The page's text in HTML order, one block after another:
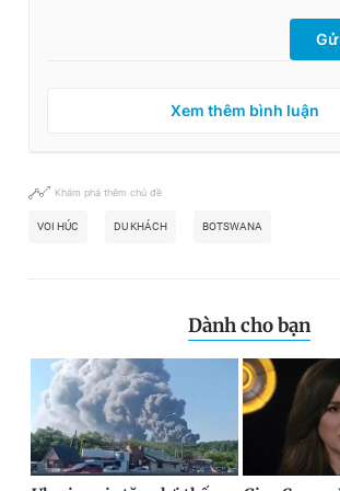
Giấy phép xuất bản số 110/GP - BTTTT cấp
© 2003-2026 Bản quyền thuộc về Báo Thanh
chép dưới mọi hình thức nếu không có sự
Xem thêm bình luận
Khám phá thêm chủ đề
VOI HÚC DU KHÁCH BOTSWANA